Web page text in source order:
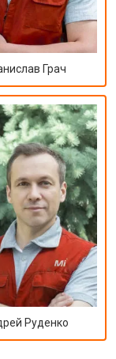
Грач
Руденко